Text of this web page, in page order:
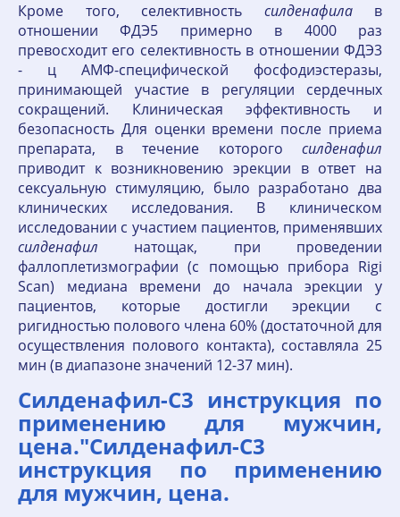
Кроме того, селективность силденафилав
отношении ФДЭ5 примерно в 4000 раз
превосходит его селективность в отношении ФДЭ3
- ц АМФ-специфической фосфодиэстеразы,
принимающей участие в регуляции сердечных
сокращений. Клиническая эффективность и
безопасность Для оценки времени после приема
препарата, в течение которого силденафил
приводит к возникновению эрекции в ответ на
сексуальную стимуляцию, было разработано два
клинических исследования. В клиническом
исследовании с участием пациентов, применявших
силденафил натощак, при проведении
фаллоплетизмографии (с помощью прибора Rigi
Scan) медиана времени до начала эрекции у
пациентов, которые достигли эрекции с
ригидностью полового члена 60% (достаточной для
осуществления полового контакта), составляла 25
мин (в диапазоне значений 12-37 мин).
Силденафил-С3 инструкция по
применению для мужчин,
цена."Силденафил-С3
инструкция по применению
для мужчин, цена.